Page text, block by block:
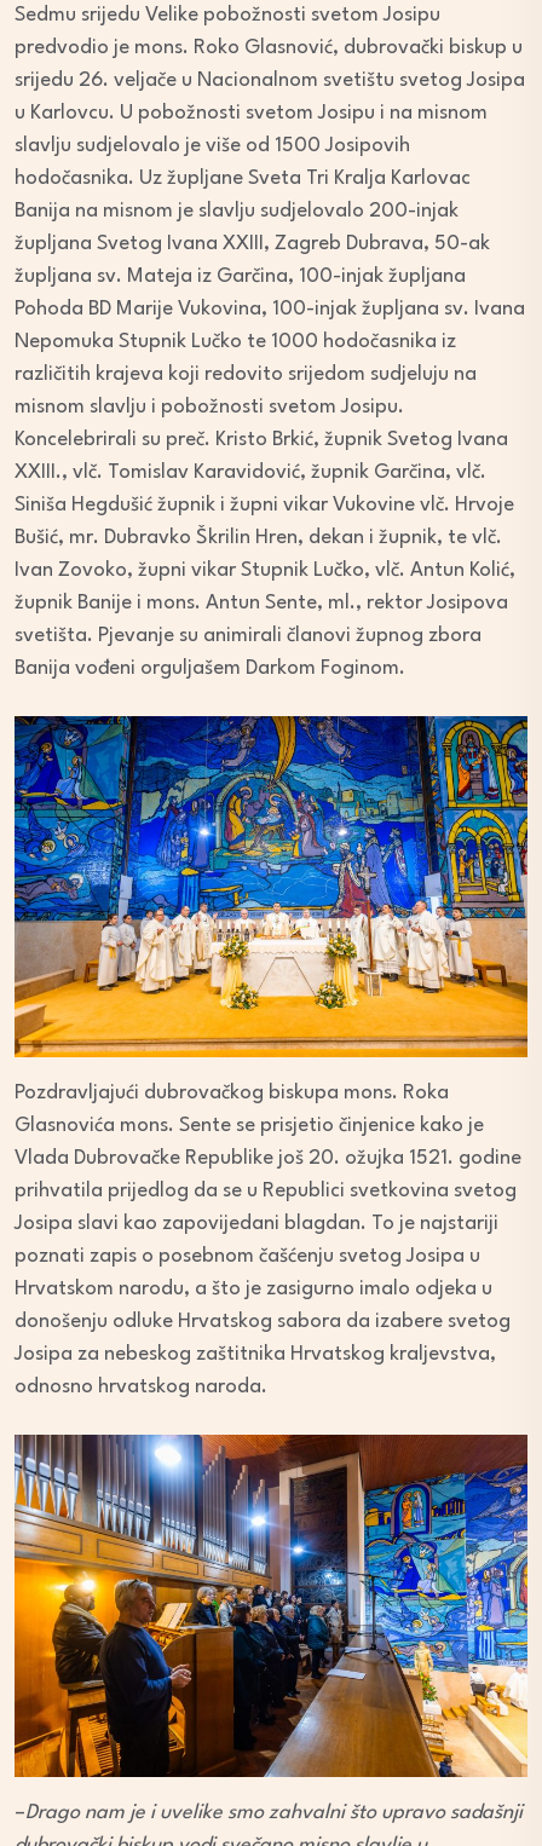
Sedmu srijedu Velike pobožnosti svetom Josipu
predvodio je mons. Roko Glasnović, dubrovački biskup u
srijedu 26. veljače u Nacionalnom svetištu svetog Josipa
u Karlovcu. U pobožnosti svetom Josipu i na misnom
slavlju sudjelovalo je više od 1500 Josipovih
hodočasnika. Uz župljane Sveta Tri Kralja Karlovac
Banija na misnom je slavlju sudjelovalo 200-injak
župljana Svetog Ivana XXIII, Zagreb Dubrava, 50-ak
župljana sv. Mateja iz Garčina, 100-injak župljana
Pohoda BD Marije Vukovina, 100-injak župljana sv. Ivana
Nepomuka Stupnik Lučko te 1000 hodočasnika iz
različitih krajeva koji redovito srijedom sudjeluju na
misnom slavlju i pobožnosti svetom Josipu.
Koncelebrirali su preč. Kristo Brkić, župnik Svetog Ivana
XXIII., vlč. Tomislav Karavidović, župnik Garčina, vlč.
Siniša Hegdušić župnik i župni vikar Vukovine vlč. Hrvoje
Bušić, mr. Dubravko Škrilin Hren, dekan i župnik, te vlč.
Ivan Zovoko, župni vikar Stupnik Lučko, vlč. Antun Kolić,
župnik Banije i mons. Antun Sente, ml., rektor Josipova
svetišta. Pjevanje su animirali članovi župnog zbora
Banija vođeni orguljašem Darkom Foginom.
Pozdravljajući dubrovačkog biskupa mons. Roka
Glasnovića mons. Sente se prisjetio činjenice kako je
Vlada Dubrovačke Republike još 20. ožujka 1521. godine
prihvatila prijedlog da se u Republici svetkovina svetog
Josipa slavi kao zapovijedani blagdan. To je najstariji
poznati zapis o posebnom čašćenju svetog Josipa u
Hrvatskom narodu, a što je zasigurno imalo odjeka u
donošenju odluke Hrvatskog sabora da izabere svetog
Josipa za nebeskog zaštitnika Hrvatskog kraljevstva,
odnosno hrvatskog naroda.
–Drago nam je i uvelike smo zahvalni što upravo sadašnji